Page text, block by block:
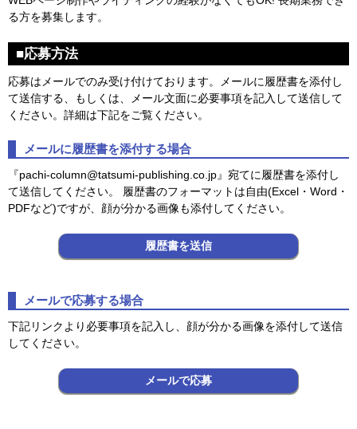
る方を募集します。
■応募方法
応募はメールでのみ受け付けております。メールに履歴書を添付し
て送信する、もしくは、メール文面に必要事項を記入して送信して
ください。詳細は下記をご覧ください。
メールに履歴書を添付する場合
『pachi-column@tatsumi-publishing.co.jp』宛てに履歴書を添付し
て送信してください。 履歴書のフォーマットは自由(Excel・Word・
PDFなど)ですが、顔が分かる画像も添付してください。
履歴書を送信
メールで応募する場合
下記リンクより必要事項を記入し、顔が分かる画像を添付して送信
してください。
メールで応募